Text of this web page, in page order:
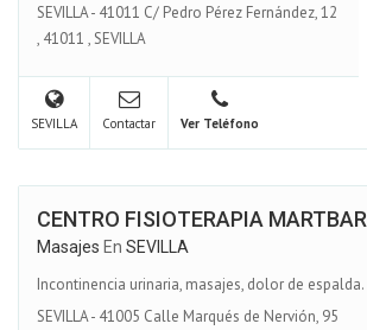
SEVILLA - 41011 C/ Pedro Pérez Fernández, 12
, 41011 ,SEVILLA
SEVILLA Contactar Ver Teléfono
CENTRO FISIOTERAPIA MARTBAR
Masajes En SEVILLA
Incontinencia urinaria, masajes, dolor de espalda.
SEVILLA - 41005 Calle Marqués de Nervión, 95